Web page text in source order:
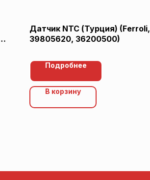
Датчик NTC (Турция) (Ferroli,
39805620, 36200500)
Подробнее
В корзину